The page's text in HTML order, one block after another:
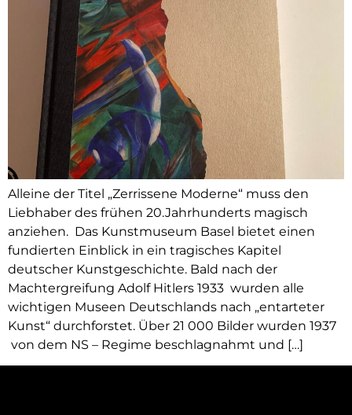
Alleine der Titel „Zerrissene Moderne“ muss den
Liebhaber des frühen 20.Jahrhunderts magisch
anziehen. Das Kunstmuseum Basel bietet einen
fundierten Einblick in ein tragisches Kapitel
deutscher Kunstgeschichte. Bald nach der
Machtergreifung Adolf Hitlers 1933 wurden alle
wichtigen Museen Deutschlands nach „entarteter
Kunst“ durchforstet. Über 21 000 Bilder wurden 1937
von dem NS – Regime beschlagnahmt und […]